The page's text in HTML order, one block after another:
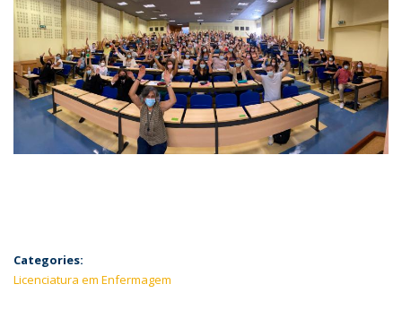
Categories:
Licenciatura em Enfermagem